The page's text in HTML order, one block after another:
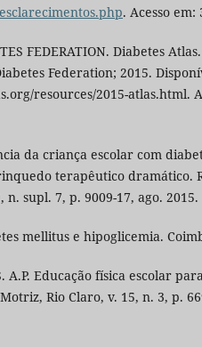
. Acesso em:
FEDERATION. Diabetes
Federation; 2015.
resources/2015-atlas.html.
da criança escolar com
terapêutico dramático.
n. supl. 7, p. 9009-17, ago. 2015.
mellitus e hipoglicemia.
A.P. Educação física escolar
Rio Claro, v. 15, n. 3, p.